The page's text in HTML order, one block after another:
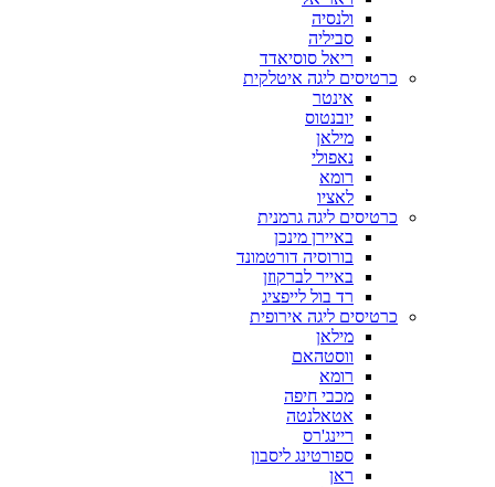
ולנסיה
סביליה
ריאל סוסיאדד
כרטיסים ליגה איטלקית
אינטר
יובנטוס
מילאן
נאפולי
רומא
לאציו
כרטיסים ליגה גרמנית
באיירן מינכן
בורוסיה דורטמונד
באייר לברקוזן
רד בול לייפציג
כרטיסים ליגה אירופית
מילאן
ווסטהאם
רומא
מכבי חיפה
אטאלנטה
ריינג'רס
ספורטינג ליסבון
ראן